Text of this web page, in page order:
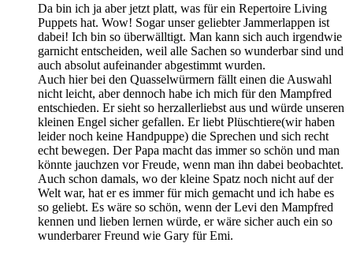
Da bin ich ja aber jetzt platt, was für ein Repertoire Living
Puppets hat. Wow! Sogar unser geliebter Jammerlappen ist
dabei! Ich bin so überwälltigt. Man kann sich auch irgendwie
garnicht entscheiden, weil alle Sachen so wunderbar sind und
auch absolut aufeinander abgestimmt wurden.
Auch hier bei den Quasselwürmern fällt einen die Auswahl
nicht leicht, aber dennoch habe ich mich für den Mampfred
entschieden. Er sieht so herzallerliebst aus und würde unseren
kleinen Engel sicher gefallen. Er liebt Plüschtiere(wir haben
leider noch keine Handpuppe) die Sprechen und sich recht
echt bewegen. Der Papa macht das immer so schön und man
könnte jauchzen vor Freude, wenn man ihn dabei beobachtet.
Auch schon damals, wo der kleine Spatz noch nicht auf der
Welt war, hat er es immer für mich gemacht und ich habe es
so geliebt. Es wäre so schön, wenn der Levi den Mampfred
kennen und lieben lernen würde, er wäre sicher auch ein so
wunderbarer Freund wie Gary für Emi.